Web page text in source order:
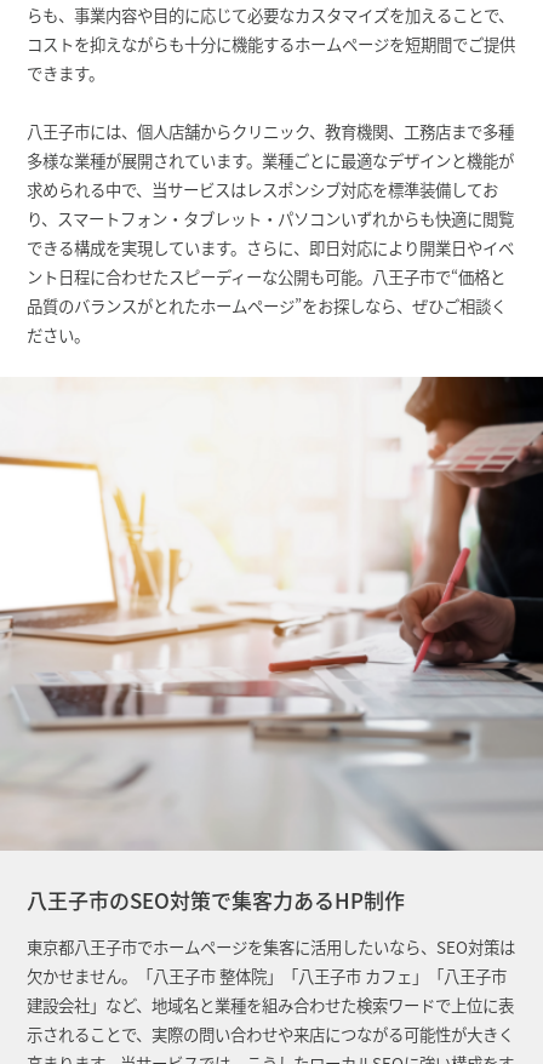
らも、事業内容や目的に応じて必要なカスタマイズを加えることで、
コストを抑えながらも十分に機能するホームページを短期間でご提供
できます。
八王子市には、個人店舗からクリニック、教育機関、工務店まで多種
多様な業種が展開されています。業種ごとに最適なデザインと機能が
求められる中で、当サービスはレスポンシブ対応を標準装備してお
り、スマートフォン・タブレット・パソコンいずれからも快適に閲覧
できる構成を実現しています。さらに、即日対応により開業日やイベ
ント日程に合わせたスピーディーな公開も可能。八王子市で“価格と
品質のバランスがとれたホームページ”をお探しなら、ぜひご相談く
ださい。
八王子市のSEO対策で集客力あるHP制作
東京都八王子市でホームページを集客に活用したいなら、SEO対策は
欠かせません。「八王子市 整体院」「八王子市 カフェ」「八王子市
建設会社」など、地域名と業種を組み合わせた検索ワードで上位に表
示されることで、実際の問い合わせや来店につながる可能性が大きく